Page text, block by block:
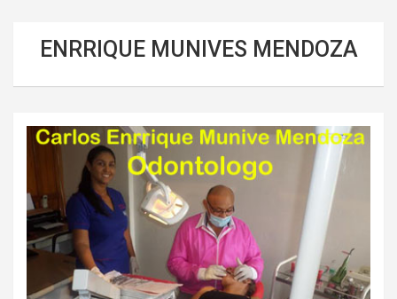
ENRRIQUE MUNIVES MENDOZA